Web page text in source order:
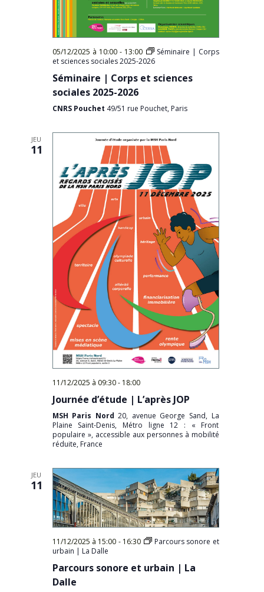
05/12/2025 à 10:00- 13:00
Séminaire | Corps
et sciences sociales 2025-2026
Séminaire | Corps et sciences
sociales 2025-2026
CNRS Pouchet 49/51 rue Pouchet, Paris
JEU
11
11/12/2025 à 09:30- 18:00
Journée d’étude | L’après JOP
MSH Paris Nord20, avenue George Sand, La
Plaine Saint-Denis, Métro ligne 12 : « Front
populaire », accessible aux personnes à mobilité
réduite, France
JEU
11
11/12/2025 à 15:00 - 16:30
Parcours sonore et
urbain | La Dalle
Parcours sonore et urbain | La
Dalle